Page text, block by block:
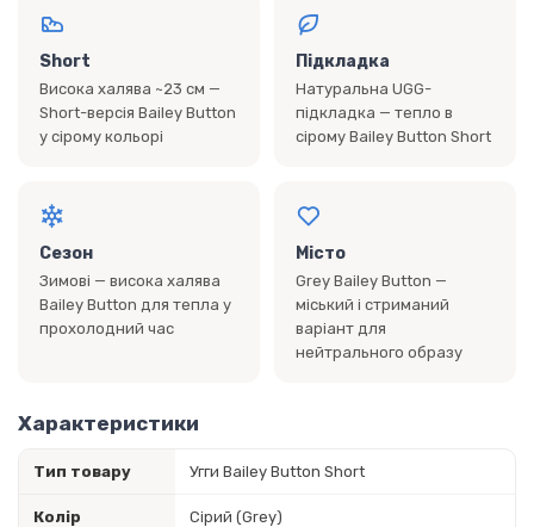
Short
Висока халява ~23 см —
Short-версія Bailey Button
у сірому кольорі
Підкладка
Натуральна UGG-
підкладка — тепло в
сірому Bailey Button Short
Сезон
Зимові — висока халява
Bailey Button для тепла у
прохолодний час
Місто
Grey Bailey Button —
міський і стриманий
варіант для
нейтрального образу
Характеристики
Тип товару Угги Bailey Button Short
Колір Сірий (Grey)